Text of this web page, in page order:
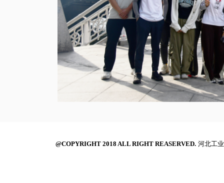
@COPYRIGHT 2018 ALL RIGHT REASERVED. 河北工